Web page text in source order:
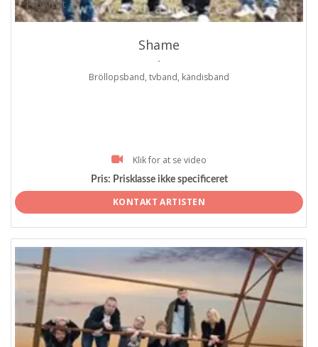
ProArtist
Shame
.
Bröllopsband, tvband, kändisband
Klik for at se video
Pris: Prisklasse ikke specificeret
KONTAKT ARTISTEN